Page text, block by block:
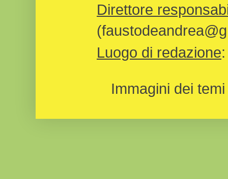
Direttore
Luogo di redazione
Immagini dei